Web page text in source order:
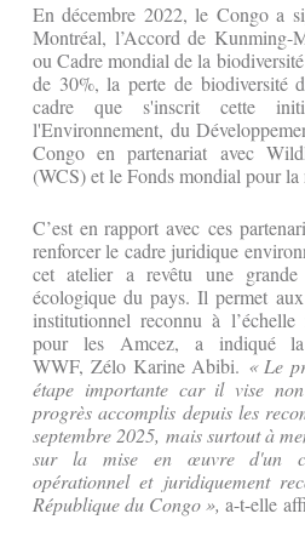
En décembre 2022, le Congo a
Montréal, l’Accord de Kunming-
ou Cadre mondial de la
de 30%, la perte de biodiversité
cadre que s'inscrit cette
l'Environnement, du
Congo en partenariat avec
(WCS) et le Fonds mondial pour
‎C’est en rapport avec ces
renforcer le cadre juridique
cet atelier a revêtu une
écologique du pays. Il permet
institutionnel reconnu à
pour les Amcez, a indiqué
WWF, Zélo Karine Abibi. ‎« Le
étape importante car il vise
progrès accomplis depuis les
septembre 2025, mais surtout à
sur la mise en œuvre d'un
opérationnel et juridiquement
République du Congo », a-t-elle